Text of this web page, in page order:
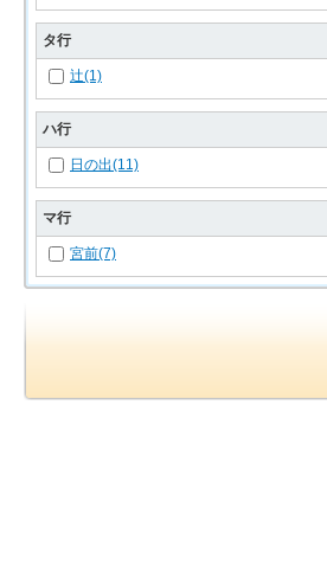
タ行
辻(1)
ハ行
日の出(11)
マ行
宮前(7)